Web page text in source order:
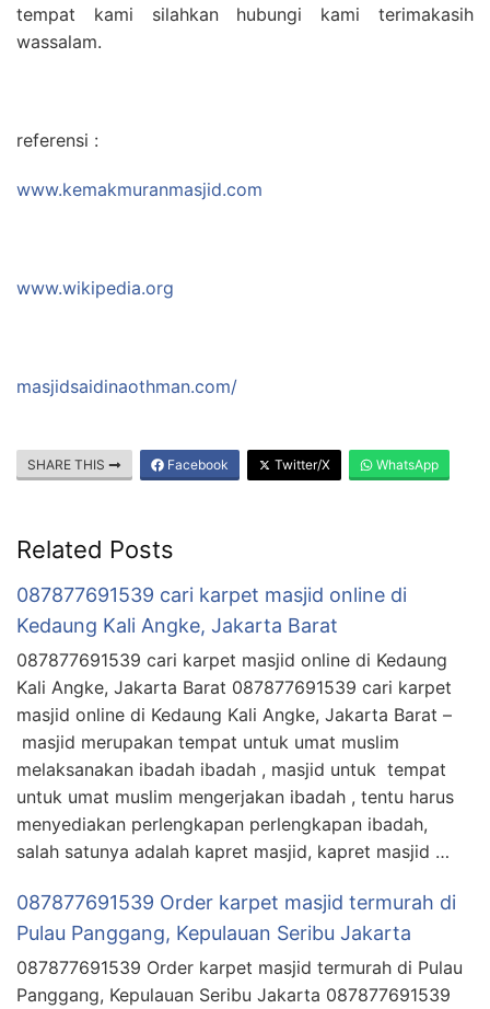
tempat kami silahkan hubungi kami terimakasih
wassalam.
referensi :
www.kemakmuranmasjid.com
www.wikipedia.org
masjidsaidinaothman.com/
SHARE THIS Facebook Twitter/X WhatsApp
Related Posts
087877691539 cari karpet masjid online di
Kedaung Kali Angke, Jakarta Barat
087877691539 cari karpet masjid online di Kedaung
Kali Angke, Jakarta Barat 087877691539 cari karpet
masjid online di Kedaung Kali Angke, Jakarta Barat –
masjid merupakan tempat untuk umat muslim
melaksanakan ibadah ibadah , masjid untuk tempat
untuk umat muslim mengerjakan ibadah , tentu harus
menyediakan perlengkapan perlengkapan ibadah,
salah satunya adalah kapret masjid, kapret masjid …
087877691539 Order karpet masjid termurah di
Pulau Panggang, Kepulauan Seribu Jakarta
087877691539 Order karpet masjid termurah di Pulau
Panggang, Kepulauan Seribu Jakarta 087877691539